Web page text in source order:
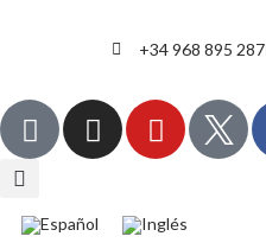
+34 968 895 287